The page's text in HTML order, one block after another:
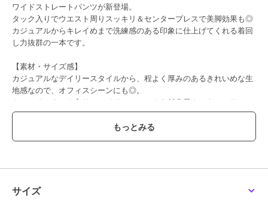
ワイドストレートパンツが新登場。
タック入りでウエスト周りスッキリ＆センタープレスで美脚効果も◎
カジュアルからキレイめまで洗練感のある印象に仕上げてくれる着回
し力抜群の一本です。
【素材・サイズ感】
カジュアルなデイリースタイルから、程よく厚みのあるきれいめな生
地感なので、オフィスシーンにも◎。
トレンドのタック入りのワイドシルエットを低身長さんもハンサム＆
きれいに着こなせる丈感に仕上げました。
ブランド 神戸レタス
ショップ
サイズ